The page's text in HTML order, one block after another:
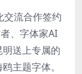
交流合作签约
、字体家AI
送上专属的
主题字体。